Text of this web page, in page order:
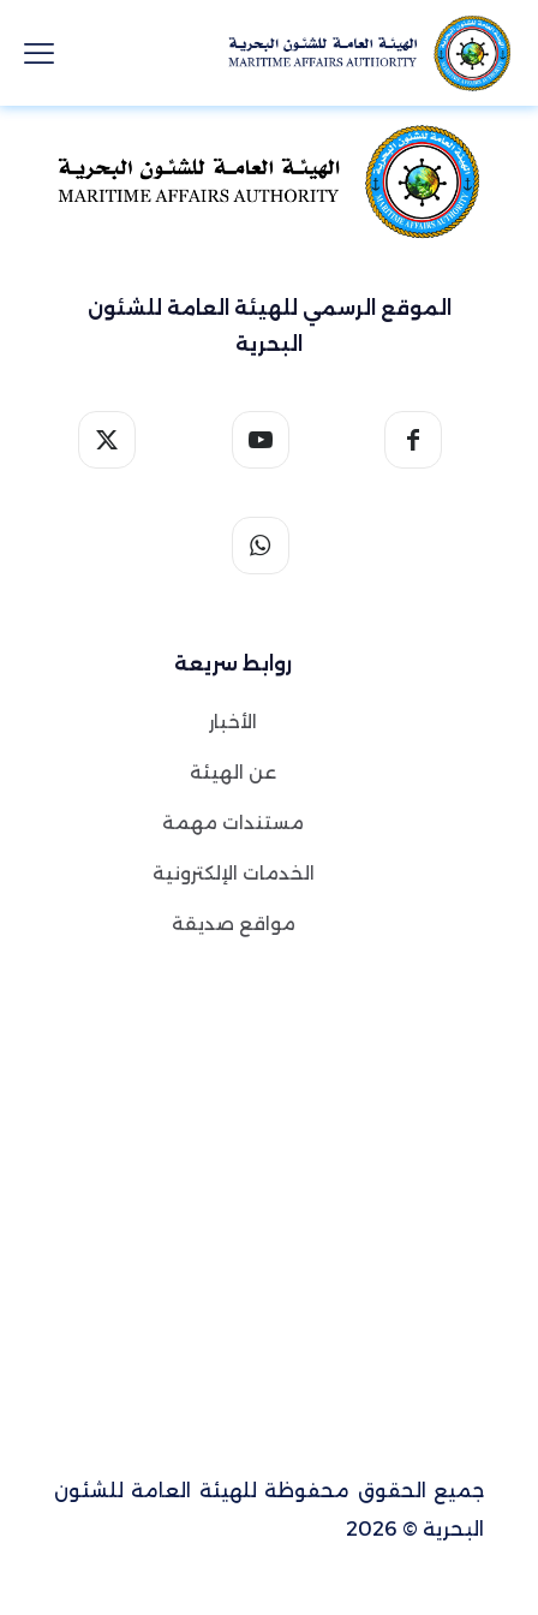
الموقع الرسمي للهيئة العامة للشئون
البحرية
روابط سريعة
الأخبار
عن الهيئة
مستندات مهمة
الخدمات الإلكترونية
مواقع صديقة
جميع الحقوق محفوظة للهيئة العامة للشئون
البحرية © 2026